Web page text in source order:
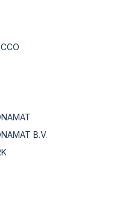
B.V.